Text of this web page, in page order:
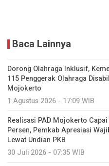
Baca Lainnya
Dorong Olahraga Inklusif,
115 Penggerak Olahraga
Mojokerto
1 Agustus 2026 - 17:09 WIB
Realisasi PAD Mojokerto Capai
Persen, Pemkab Apresiasi
Lewat Undian PKB
30 Juli 2026 - 07:35 WIB